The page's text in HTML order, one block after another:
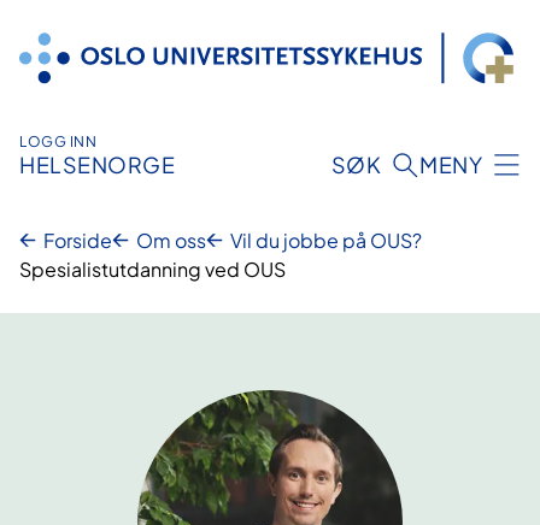
innhold
LOGG INN
HELSENORGE SØK MENY
Forside Om oss
Vil du jobbe på OUS?
Spesialistutdanning ved OUS